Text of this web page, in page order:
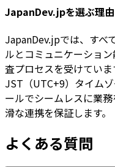
JapanDev.jpを選ぶ理由
JapanDev.jpでは、す
ルとコミュニケーショ
査プロセスを受けてい
JST（UTC+9）タイム
ールでシームレスに業
滑な連携を保証します。
よくある質問